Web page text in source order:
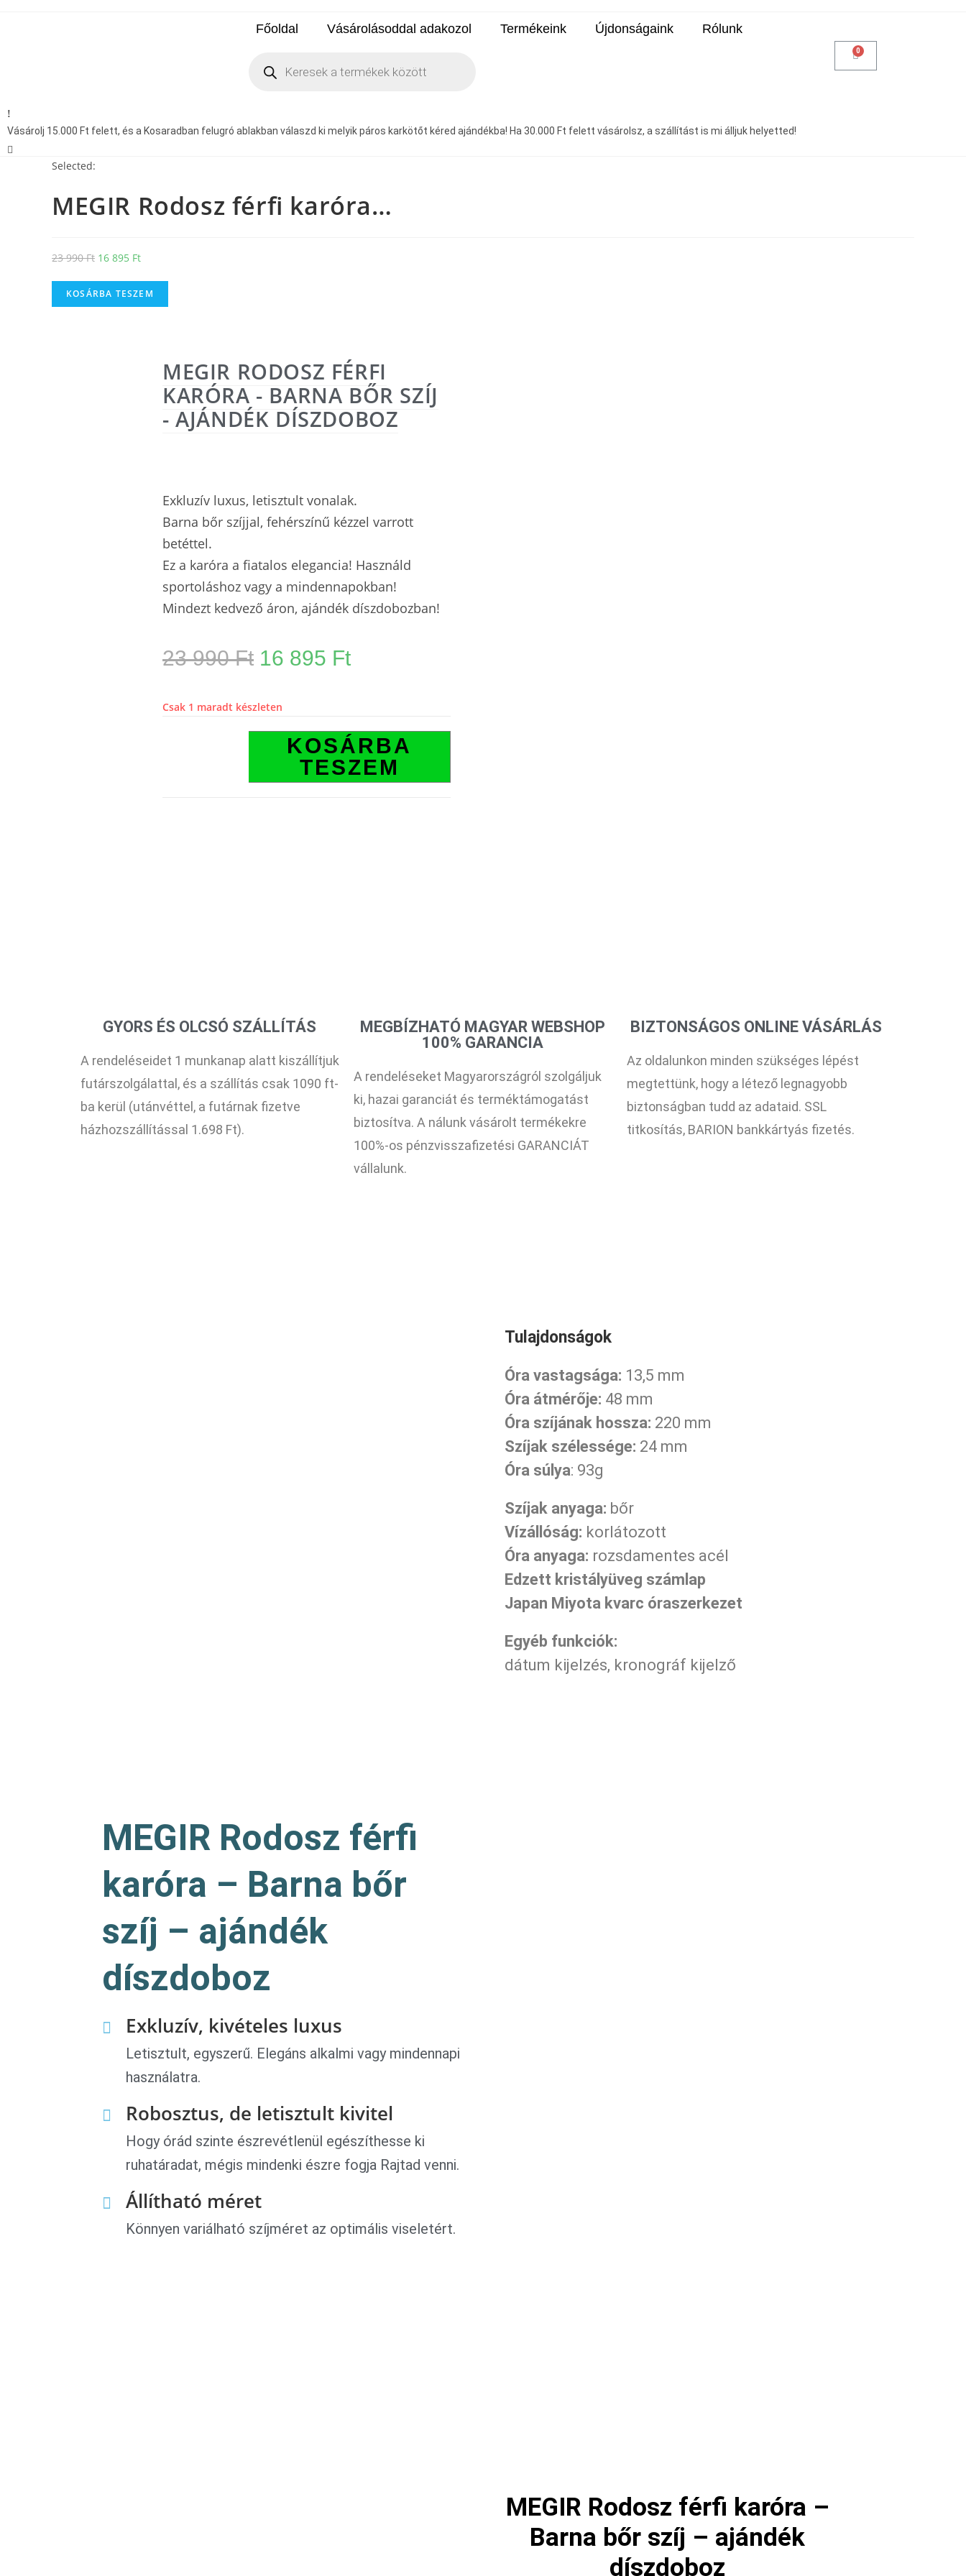
Főoldal Vásárolásoddal adakozol Termékeink Újdonságaink Rólunk
Vásárolj 15.000 Ft felett, és a Kosaradban felugró ablakban válaszd ki melyik páros karkötőt kéred ajándékba! Ha 30.000 Ft felett vásárolsz, a szállítást is mi álljuk helyetted!
Selected:
MEGIR Rodosz férfi karóra…
23 990Ft 16 895 Ft
KOSÁRBA TESZEM
MEGIR RODOSZ FÉRFI
KARÓRA - BARNA BŐR SZÍJ
- AJÁNDÉK DÍSZDOBOZ
Exkluzív luxus, letisztult vonalak.
Barna bőr szíjjal, fehérszínű kézzel varrott
betéttel.
Ez a karóra a fiatalos elegancia! Használd
sportoláshoz vagy a mindennapokban!
Mindezt kedvező áron, ajándék díszdobozban!
23 990Ft 16 895 Ft
Csak 1 maradt készleten
KOSÁRBA
TESZEM
GYORS ÉS OLCSÓ SZÁLLÍTÁS
A rendeléseidet 1 munkanap alatt kiszállítjuk
futárszolgálattal, és a szállítás csak 1090 ft-
ba kerül (utánvéttel, a futárnak fizetve
házhozszállítással 1.698 Ft).
MEGBÍZHATÓ MAGYAR WEBSHOP
100% GARANCIA
A rendeléseket Magyarországról szolgáljuk
ki, hazai garanciát és terméktámogatást
biztosítva. A nálunk vásárolt termékekre
100%-os pénzvisszafizetési GARANCIÁT
vállalunk.
BIZTONSÁGOS ONLINE VÁSÁRLÁS
Az oldalunkon minden szükséges lépést
megtettünk, hogy a létező legnagyobb
biztonságban tudd az adataid. SSL
titkosítás, BARION bankkártyás fizetés.
Tulajdonságok
Óra vastagsága: 13,5 mm
Óra átmérője: 48 mm
Óra szíjának hossza: 220 mm
Szíjak szélessége: 24 mm
Óra súlya: 93g
Szíjak anyaga: bőr
Vízállóság: korlátozott
Óra anyaga: rozsdamentes acél
Edzett kristályüveg számlap
Japan Miyota kvarc óraszerkezet
Egyéb funkciók:
dátum kijelzés, kronográf kijelző
MEGIR Rodosz férfi
karóra – Barna bőr
szíj – ajándék
díszdoboz
Exkluzív, kivételes luxus
Letisztult, egyszerű. Elegáns alkalmi vagy mindennapi
használatra.
Robosztus, de letisztult kivitel
Hogy órád szinte észrevétlenül egészíthesse ki
ruhatáradat, mégis mindenki észre fogja Rajtad venni.
Állítható méret
Könnyen variálható szíjméret az optimális viseletért.
MEGIR Rodosz férfi karóra –
Barna bőr szíj – ajándék
díszdoboz